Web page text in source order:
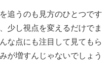
追うのも見方のひとつです
少し視点を変えるだけでま
な点にも注目して見てもら
が増すんじゃないでしょう